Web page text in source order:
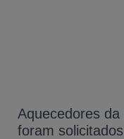
Aquecedores
foram